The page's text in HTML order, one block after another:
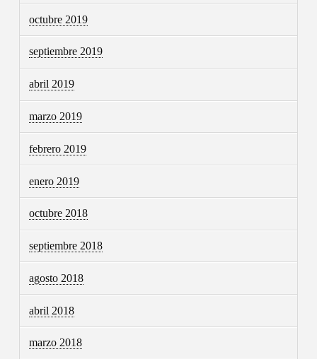
octubre 2019
septiembre 2019
abril 2019
marzo 2019
febrero 2019
enero 2019
octubre 2018
septiembre 2018
agosto 2018
abril 2018
marzo 2018